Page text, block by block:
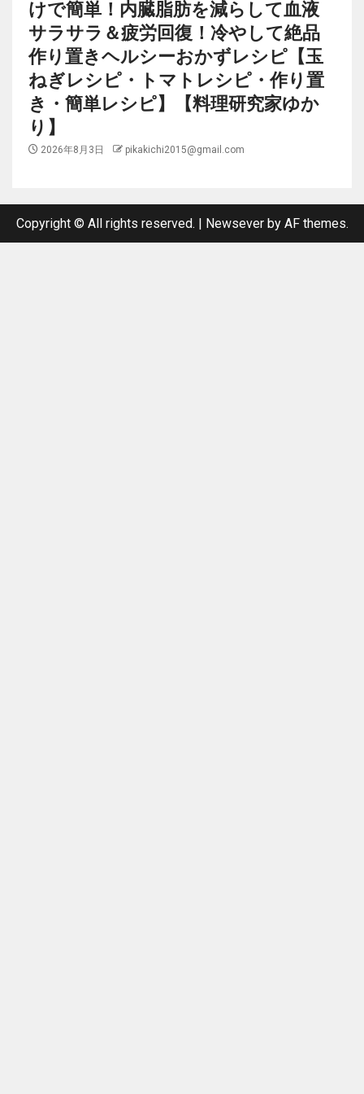
けで簡単！内臓脂肪を減らして血液
サラサラ＆疲労回復！冷やして絶品
作り置きヘルシーおかずレシピ【玉
ねぎレシピ・トマトレシピ・作り置
き・簡単レシピ】【料理研究家ゆか
り】
2026年8月3日 pikakichi2015@gmail.com
Copyright © All rights reserved. | Newseverby AF themes.